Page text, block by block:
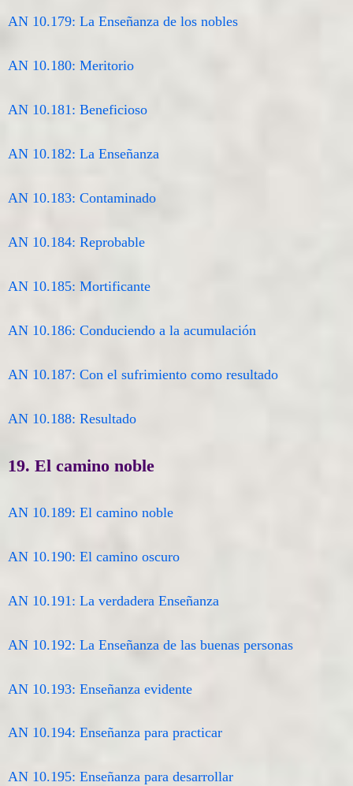
AN 10.179: La Enseñanza de los nobles
AN 10.180: Meritorio
AN 10.181: Beneficioso
AN 10.182: La Enseñanza
AN 10.183: Contaminado
AN 10.184: Reprobable
AN 10.185: Mortificante
AN 10.186: Conduciendo a la acumulación
AN 10.187: Con el sufrimiento como resultado
AN 10.188: Resultado
19. El camino noble
AN 10.189: El camino noble
AN 10.190: El camino oscuro
AN 10.191: La verdadera Enseñanza
AN 10.192: La Enseñanza de las buenas personas
AN 10.193: Enseñanza evidente
AN 10.194: Enseñanza para practicar
AN 10.195: Enseñanza para desarrollar